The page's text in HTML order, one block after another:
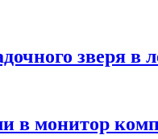
зверя в
в монитор